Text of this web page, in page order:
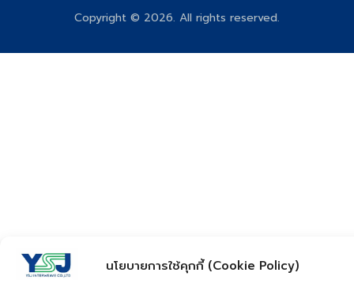
นโยบายการใช้คุกกี้ (Cookie Policy)
Copyright © 2026. All rights reserved.